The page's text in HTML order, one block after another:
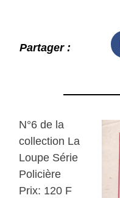
Partager :
N°6 de la
collection La
Loupe Série
Policière
Prix: 120 F